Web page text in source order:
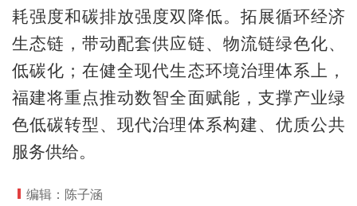
耗强度和碳排放强度双降低。拓展循环经济
生态链，带动配套供应链、物流链绿色化、
低碳化；在健全现代生态环境治理体系上，
福建将重点推动数智全面赋能，支撑产业绿
色低碳转型、现代治理体系构建、优质公共
服务供给。
编辑：陈子涵